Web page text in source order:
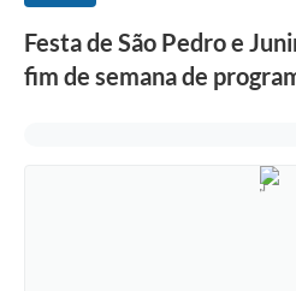
Festa de São Pedro e
fim de semana de